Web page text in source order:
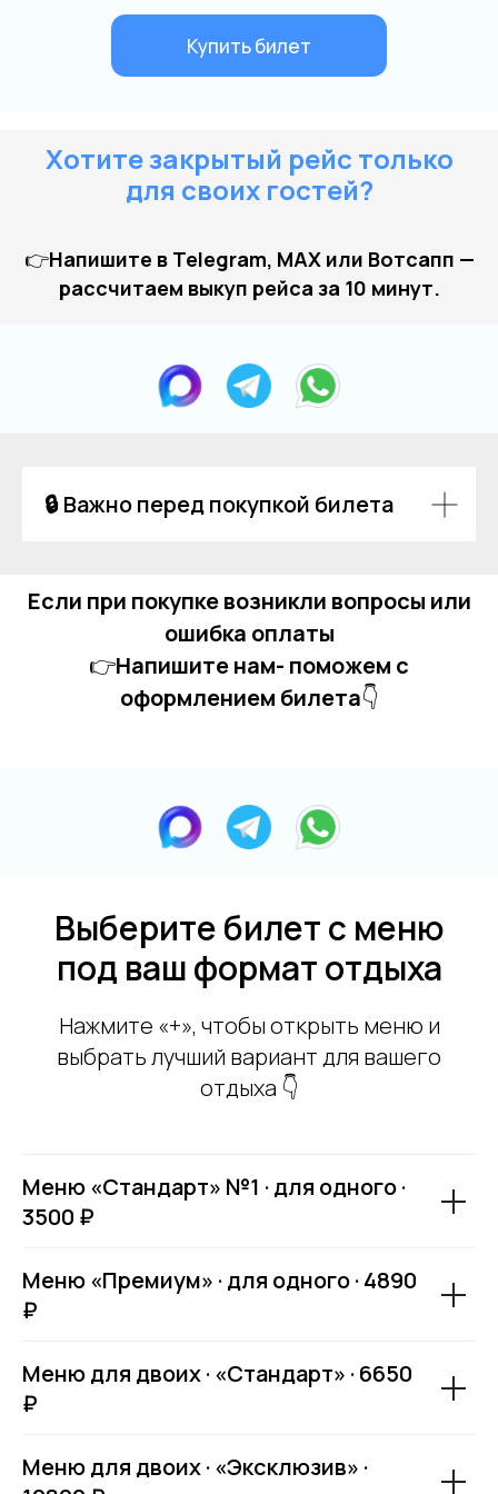
Хотите закрытый рейс только
для своих гостей?
👉Напишите в Telegram, MAX или Вотсапп —
рассчитаем выкуп рейса за 10 минут.
🔒 Важно перед покупкой билета
Если при покупке возникли вопросы или
ошибка оплаты
👉Напишите нам- поможем с
оформлением билета👇
Выберите билет с меню
под ваш формат отдыха
Нажмите «+», чтобы открыть меню и
выбрать лучший вариант для вашего
отдыха 👇
Меню «Стандарт» №1 · для одного ·
3500 ₽
Меню «Премиум» · для одного · 4890
₽
Меню для двоих · «Стандарт» · 6650
₽
Меню для двоих · «Эксклюзив» ·